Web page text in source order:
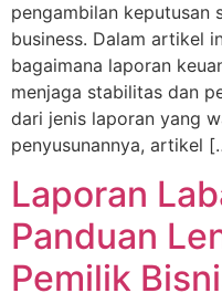
pengambilan keputusan
business. Dalam artikel
bagaimana laporan
menjaga stabilitas dan
dari jenis laporan yang
penyusunannya, artikel
Laporan
Panduan
Pemilik